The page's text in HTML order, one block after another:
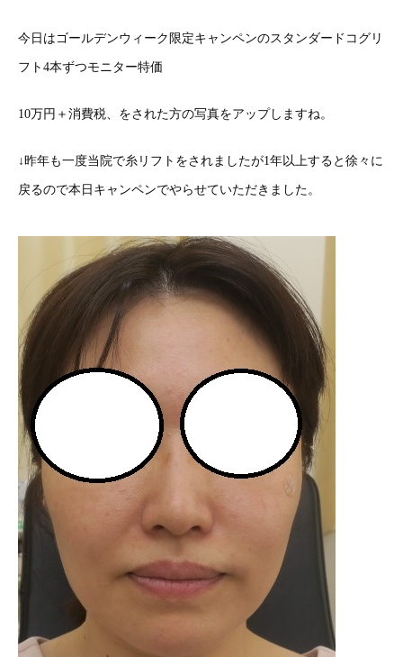
今日はゴールデンウィーク限定キャンペンのスタンダードコグリ
フト4本ずつモニター特価
10万円＋消費税、をされた方の写真をアップしますね。
↓昨年も一度当院で糸リフトをされましたが1年以上すると徐々に
戻るので本日キャンペンでやらせていただきました。